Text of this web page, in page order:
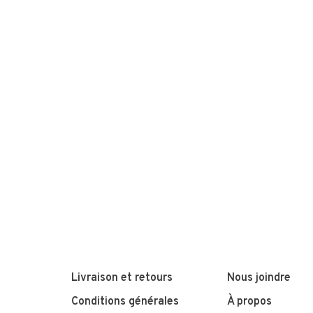
Livraison et retours
Conditions générales
Nous joindre
À propos